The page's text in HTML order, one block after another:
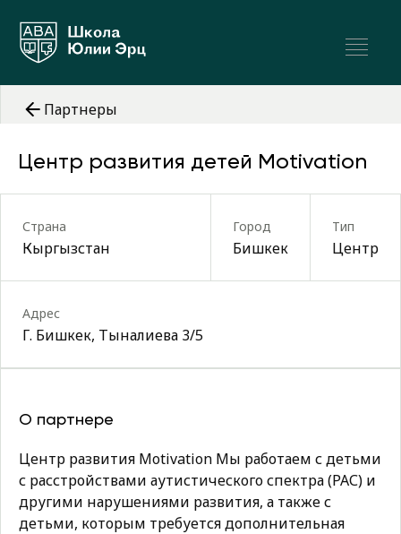
Партнеры
Центр развития детей Motivation
Страна
Кыргызстан
Город
Бишкек
Тип
Центр
Адрес
Г. Бишкек, Тыналиева 3/5
О партнере
Центр развития Motivation Мы работаем с детьми
с расстройствами аутистического спектра (РАС) и
другими нарушениями развития, а также с
детьми, которым требуется дополнительная